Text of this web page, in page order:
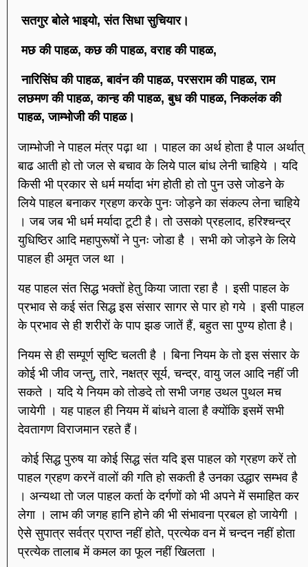
सतगुर बोले भाइयो, संत सिधा सुचियार।
मछ की पाहळ, कछ की पाहळ, वराह की पाहळ,
नारिसिंघ की पाहळ, बावंन की पाहळ, परसराम की पाहळ, राम
लछमण की पाहळ, कान्ह की पाहळ, बुध की पाहळ, निकलंक की
पाहळ, जाम्भोजी की पाहळ।
जाम्भोजी ने पाहल मंत्र पढ़ा था । पाहल का अर्थ होता है पाल अर्थात्
बाढ आती हो तो जल से बचाव के लिये पाल बांध लेनी चाहिये । यदि
किसी भी प्रकार से धर्म मर्यादा भंग होती हो तो पुन उसे जोडने के
लिये पाहल बनाकर ग्रहण करके पुनः जोड़ने का संकल्प लेना चाहिये
। जब जब भी धर्म मर्यादा टूटी है। तो उसको प्रहलाद, हरिश्चन्द्र
युधिष्ठिर आदि महापुरूषों ने पुनः जोडा है । सभी को जोड़ने के लिये
पाहल ही अमृत जल था ।
यह पाहल संत सिद्ध भक्तों हेतु किया जाता रहा है । इसी पाहल के
प्रभाव से कई संत सिद्ध इस संसार सागर से पार हो गये । इसी पाहल
के प्रभाव से ही शरीरों के पाप झङ जातें हैं, बहुत सा पुण्य होता है।
नियम से ही सम्पूर्ण सृष्टि चलती है । बिना नियम के तो इस संसार के
कोई भी जीव जन्तु, तारे, नक्षत्र सूर्य, चन्द्र, वायु जल आदि नहीं जी
सकते । यदि ये नियम को तोङदे तो सभी जगह उथल पुथल मच
जायेगी । यह पाहल ही नियम में बांधने वाला है क्योंकि इसमें सभी
देवतागण विराजमान रहते हैं।
कोई सिद्ध पुरुष या कोई सिद्ध संत यदि इस पाहल को ग्रहण करें तो
पाहल ग्रहण करनें वालों की गति हो सकती है उनका उद्धार सम्भव है
। अन्यथा तो जल पाहल कर्ता के दर्गणों को भी अपने में समाहित कर
लेगा । लाभ की जगह हानि होने की भी संभावना प्रबल हो जायेगी ।
ऐसे सुपात्र सर्वत्र प्राप्त नहीं होते, प्रत्येक वन में चन्दन नहीं होता
प्रत्येक तालाब में कमल का फूल नहीं खिलता ।